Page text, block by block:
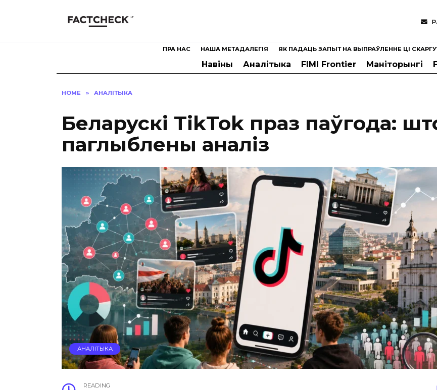
ПРА НАС НАША МЕТАДАЛЕГІЯ ЯК ПАДАЦЬ ЗАПЫТ НА ВЫПРАЎЛЕННЕ ЦІ
Навіны Аналітыка FIMI Frontier Маніторынгі
HOME » АНАЛІТЫКА
Беларускі TikTok праз паўгода:
паглыблены аналіз
АНАЛІТЫКА
READING